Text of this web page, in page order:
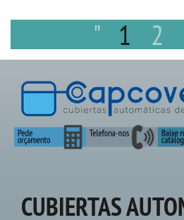
" 1 2
CUBIERTAS